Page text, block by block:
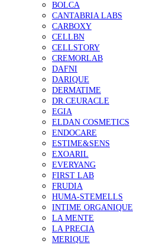
BOLCA
CANTABRIA LABS
CARBOXY
CELLBN
CELLSTORY
CREMORLAB
DAFNI
DARIQUE
DERMATIME
DR.CEURACLE
EGIA
ELDAN COSMETICS
ENDOCARE
ESTIME&SENS
EXOARIL
EVERYANG
FIRST LAB
FRUDIA
HUMA-STEMELLS
INTIME ORGANIQUE
LA MENTE
LA PRECIA
MERIQUE